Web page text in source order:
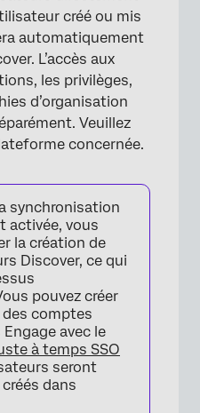
créé ou mis
automatiquement
L’accès aux
les privilèges,
d’organisation
Veuillez
concernée.
synchronisation
activée, vous
la création de
Discover, ce qui
pouvez créer
comptes
avec le
à temps SSO
seront
dans